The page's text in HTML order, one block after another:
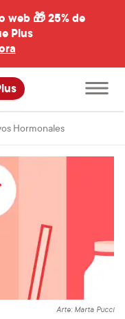
web 🎁25% de
Plus
Abre
el
menú
HormonalesEstas
Arte: Marta Pucci